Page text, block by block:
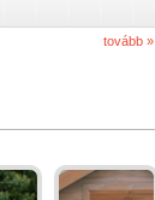
tovább »